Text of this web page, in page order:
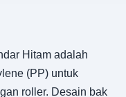
Hitam adalah
(PP) untuk
roller. Desain bak